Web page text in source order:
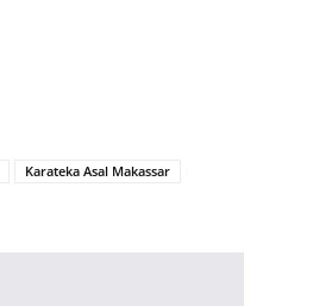
Karateka Asal Makassar